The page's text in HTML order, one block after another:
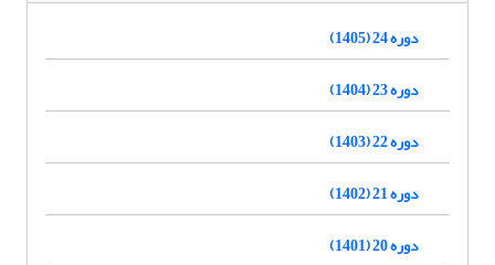
دوره 24 (1405)
دوره 23 (1404)
دوره 22 (1403)
دوره 21 (1402)
دوره 20 (1401)